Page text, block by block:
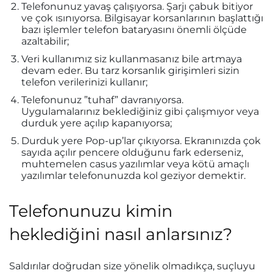
Telefonunuz yavaş çalışıyorsa. Şarjı çabuk bitiyor
ve çok ısınıyorsa. Bilgisayar korsanlarının başlattığı
bazı işlemler telefon bataryasını önemli ölçüde
azaltabilir;
Veri kullanımız siz kullanmasanız bile artmaya
devam eder. Bu tarz korsanlık girişimleri sizin
telefon verilerinizi kullanır;
Telefonunuz ”tuhaf” davranıyorsa.
Uygulamalarınız beklediğiniz gibi çalışmıyor veya
durduk yere açılıp kapanıyorsa;
Durduk yere Pop-up’lar çıkıyorsa. Ekranınızda çok
sayıda açılır pencere olduğunu fark ederseniz,
muhtemelen casus yazılımlar veya kötü amaçlı
yazılımlar telefonunuzda kol geziyor demektir.
Telefonunuzu kimin
heklediğini nasıl anlarsınız?
Saldırılar doğrudan size yönelik olmadıkça, suçluyu